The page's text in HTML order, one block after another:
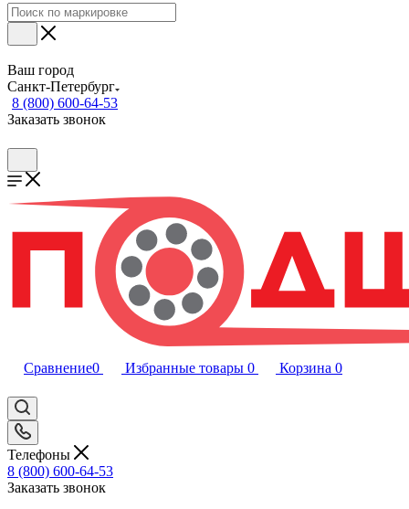
Ваш город
Санкт-Петербург
8 (800) 600-64-53
Заказать звонок
Сравнение0 Избранные товары 0 Корзина 0
Телефоны
8 (800) 600-64-53
Заказать звонок